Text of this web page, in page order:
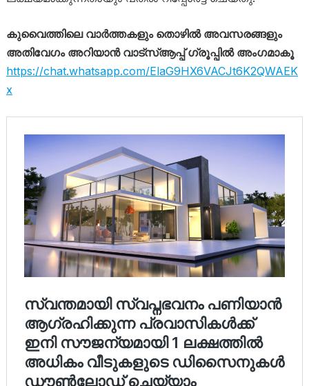
കുവൈത്തിലെ വാർത്തകളും തൊഴിൽ അവസരങ്ങളും
അതിവേഗം അറിയാൻ വാട്സ്ആപ്പ് ഗ്രൂപ്പിൽ അംഗമാകൂ
https://chat.whatsapp.com/ElaG9HX6VACJt6K2QWAEK
x